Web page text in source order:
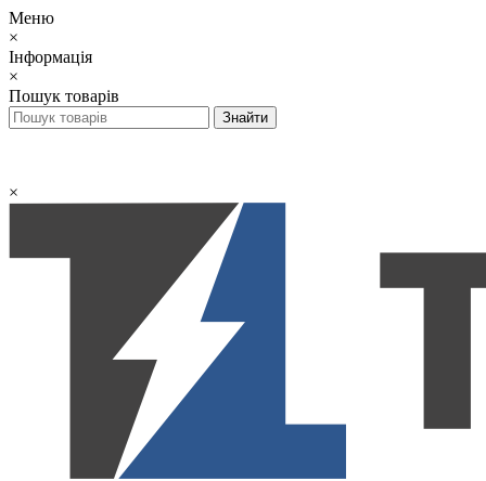
Меню
×
Інформація
×
Пошук товарів
×